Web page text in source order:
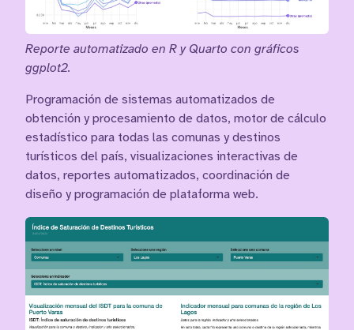
Reporte automatizado en R y Quarto con gráficos
ggplot2.
Programación de sistemas automatizados de
obtención y procesamiento de datos, motor de cálculo
estadístico para todas las comunas y destinos
turísticos del país, visualizaciones interactivas de
datos, reportes automatizados, coordinación de
diseño y programación de plataforma web.